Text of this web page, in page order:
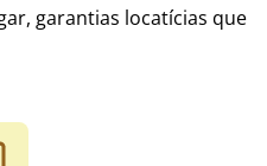
garantias locatícias que